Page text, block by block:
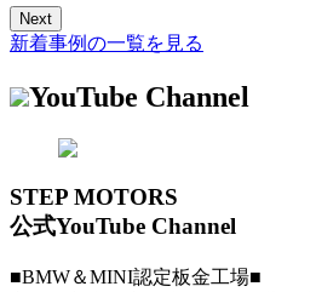
Next
新着事例の一覧を見る
YouTube Channel
STEP MOTORS
公式YouTube Channel
■BMW＆MINI認定板金工場■